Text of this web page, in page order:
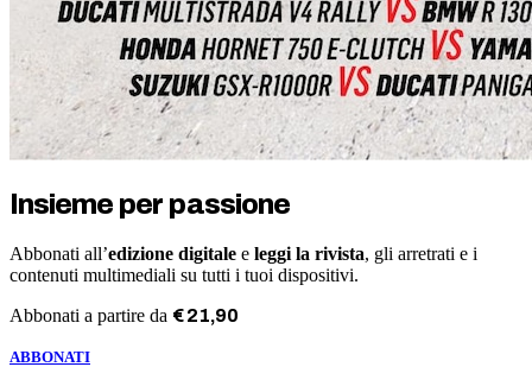
Insieme per passione
Abbonati all’edizione digitale e leggi la rivista, gli arretrati e i
contenuti multimediali su tutti i tuoi dispositivi.
Abbonati a partire da €21,90
ABBONATI